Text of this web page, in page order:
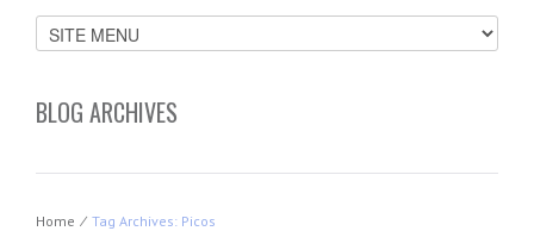
BLOG ARCHIVES
Home ⁄ Tag Archives: Picos